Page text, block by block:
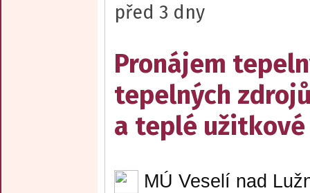
před 3 dny
Pronájem
tepelných
a teplé užitkové
MÚ Veselí nad